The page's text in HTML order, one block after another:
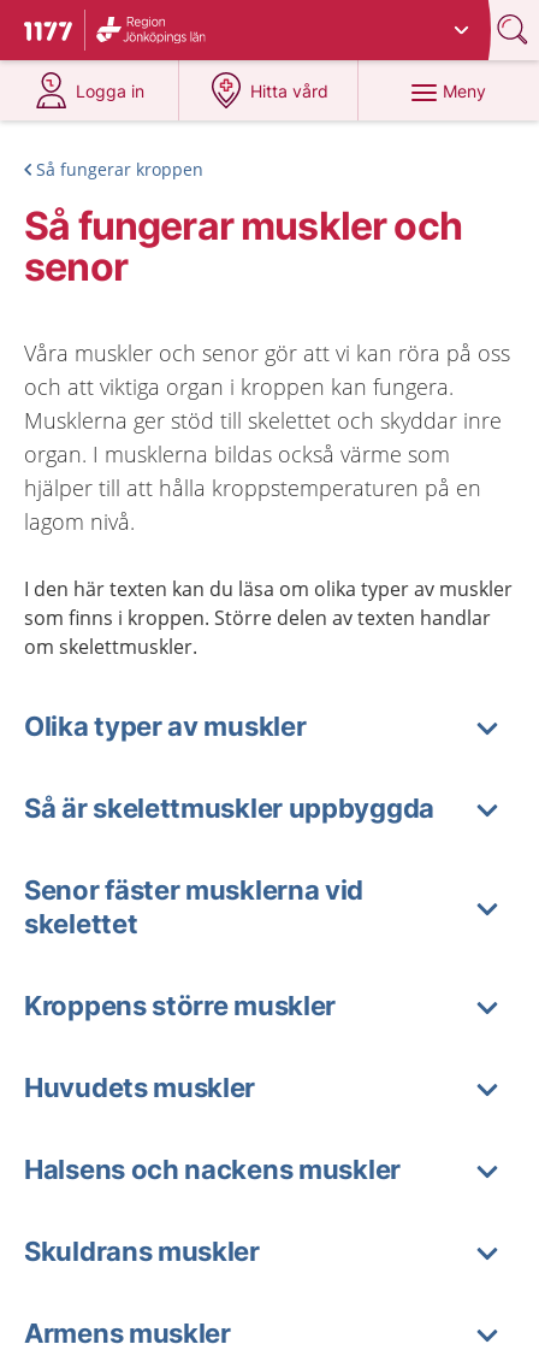
Till startsidan för 1177
Du har valt region
Logga in
på 1177.se
Hitta vård
på 1177.se
Meny
Så fungerar kroppen
Så fungerar muskler och
senor
Våra muskler och senor gör att vi kan röra på oss
och att viktiga organ i kroppen kan fungera.
Musklerna ger stöd till skelettet och skyddar inre
organ. I musklerna bildas också värme som
hjälper till att hålla kroppstemperaturen på en
lagom nivå.
I den här texten kan du läsa om olika typer av muskler
som finns i kroppen. Större delen av texten handlar
om skelettmuskler.
Olika typer av muskler
Så är skelettmuskler uppbyggda
Senor fäster musklerna vid
skelettet
Kroppens större muskler
Huvudets muskler
Halsens och nackens muskler
Skuldrans muskler
Armens muskler